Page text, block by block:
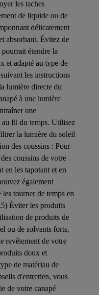
les taches
de liquide ou de
délicatement
absorbant. Évitez de
étendre la
et adapté au type de
les instructions
lumière directe du
à une lumière
une
fil du temps. Utilisez
la lumière du soleil
des coussins : Pour
coussins de votre
en les tapotant et en
également
tourner de temps en
Éviter les produits
de produits de
ou de solvants forts,
revêtement de votre
doux et
de matériau de
d'entretien, vous
de votre canapé